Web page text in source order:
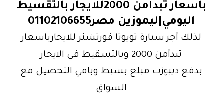
باسعار تبدأمن 2000للايجار بالتقسيط
اليومي|ليموزين مصر01102106655
لذلك أجر سيارة تويوتا فورتشنر للايجارباسعار
تبدأمن 2000 وبالتسقيط في الايجار
بدفع ديبوزت مبلغ بسيط وباقي التحصيل مع
السواق